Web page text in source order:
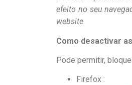
efeito no seu
website.
Como desactivar
Pode permitir,
Firefox :